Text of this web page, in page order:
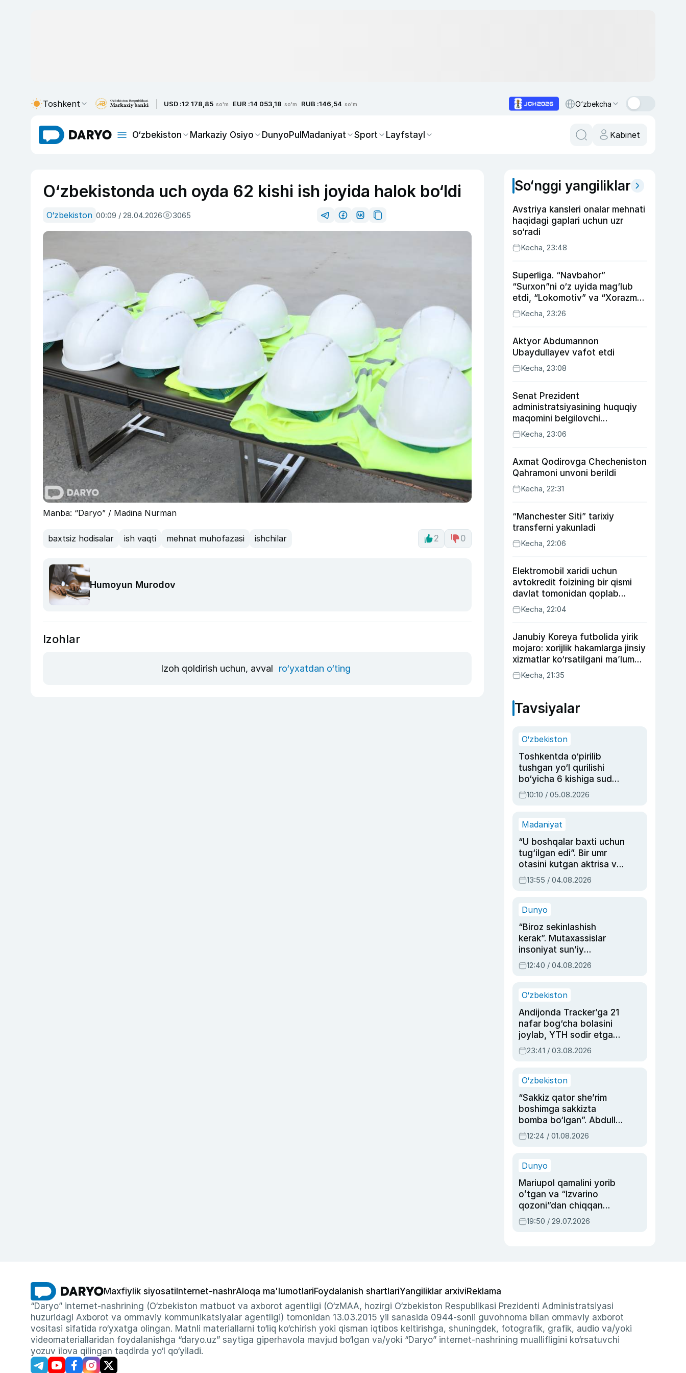
Toshkent USD :12 178,85 so'm EUR :14 053,18 so'm RUB :146,54 so'm O‘zbekcha
O‘zbekiston Markaziy Osiyo DunyoPulMadaniyat Sport Layfstayl Kabinet
O‘zbekistonda uch oyda 62 kishi ish joyida halok bo‘ldi
O‘zbekiston 00:09 / 28.04.2026 3065
Manba: “Daryo” / Madina Nurman
baxtsiz hodisalar ish vaqti mehnat muhofazasi ishchilar 2 0
Humoyun Murodov
Izohlar
Izoh qoldirish uchun, avval ro‘yxatdan o‘ting
So‘nggi yangiliklar
Avstriya kansleri onalar mehnati
haqidagi gaplari uchun uzr
so‘radi
Kecha, 23:48
Superliga. “Navbahor”
“Surxon”ni o‘z uyida mag‘lub
etdi, “Lokomotiv” va “Xorazm”
uyda g‘alaba qozondi
Kecha, 23:26
Aktyor Abdu­mannon
Ubaydullayev vafot etdi
Kecha, 23:08
Senat Prezident
administratsiyasining huquqiy
maqomini belgilovchi
konstitutsiyaviy qonunni
ma’qulladi
Kecha, 23:06
Axmat Qodirovga Checheniston
Qahramoni unvoni berildi
Kecha, 22:31
“Manchester Siti” tarixiy
transferni yakunladi
Kecha, 22:06
Elektromobil xaridi uchun
avtokredit foizining bir qismi
davlat tomonidan qoplab
berilishi mumkin
Kecha, 22:04
Janubiy Koreya futbolida yirik
mojaro: xorijlik hakamlarga jinsiy
xizmatlar ko‘rsatilgani ma’lum
qilindi
Kecha, 21:35
Tavsiyalar
O‘zbekiston
Toshkentda o‘pirilib
tushgan yo‘l qurilishi
bo‘yicha 6 kishiga sud
hukmi o‘qildi
10:10 / 05.08.2026
Madaniyat
“U boshqalar baxti uchun
tug‘ilgan edi”. Bir umr
otasini kutgan aktrisa va
dublyaj ustasi Rimma
Ahmedovaning
13:55 / 04.08.2026
Dunyo
“Biroz sekinlashish
kerak”. Mutaxassislar
insoniyat sun’iy
intellektni boshqara
olmay qolishidan xavotir
12:40 / 04.08.2026
O‘zbekiston
Andijonda Tracker’ga 21
nafar bog‘cha bolasini
joylab, YTH sodir etgan
ayolga sud hukmi o‘qildi
23:41 / 03.08.2026
O‘zbekiston
“Sakkiz qator she’rim
boshimga sakkizta
bomba bo‘lgan”. Abdulla
Oripovni siyosiy
ayblovlardan asrab
12:24 / 01.08.2026
Dunyo
Mariupol qamalini yorib
oʻtgan va “Izvarino
qozoni”dan chiqqan
qahramon — Ukraina
armiyasi bosh
19:50 / 29.07.2026
Maxfiylik siyosati Internet-nashrAloqa ma'lumotlariFoydalanish shartlariYangiliklar arxiviReklama
“Daryo” internet-nashrining (O‘zbekiston matbuot va axborot agentligi (O‘zMAA, hozirgi O‘zbekiston Respublikasi Prezidenti Administratsiyasi
huzuridagi Axborot va ommaviy kommunikatsiyalar agentligi) tomonidan 13.03.2015 yil sanasida 0944-sonli guvohnoma bilan ommaviy axborot
vositasi sifatida ro‘yxatga olingan. Matnli materiallarni to‘liq ko‘chirish yoki qisman iqtibos keltirishga, shuningdek, fotografik, grafik, audio va/yoki
videomateriallaridan foydalanishga “daryo.uz” saytiga giperhavola mavjud bo‘lgan va/yoki “Daryo” internet-nashrining muallifligini ko‘rsatuvchi
yozuv ilova qilingan taqdirda yo‘l qo‘yiladi.